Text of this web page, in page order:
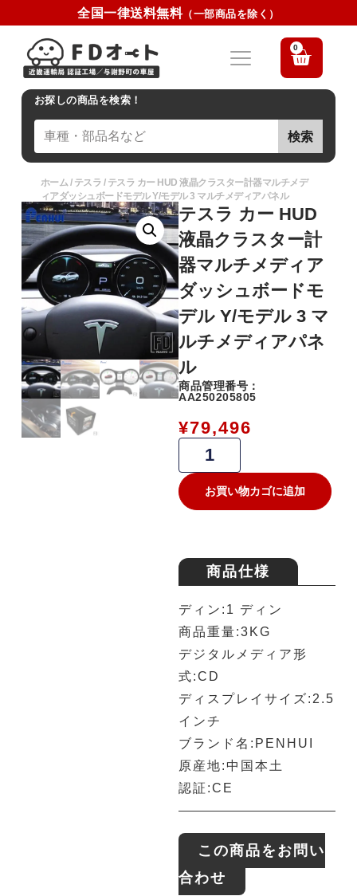
全国一律送料無料（一部商品を除く）
0
お探しの商品を検索！
検索
ホーム / テスラ / テスラ カー HUD 液晶クラスター計器マルチメデ
ィアダッシュボードモデル Y/モデル 3 マルチメディアパネル
テスラ カー HUD
液晶クラスター計
器マルチメディア
ダッシュボードモ
デル Y/モデル 3 マ
ルチメディアパネ
ル
商品管理番号：
AA250205805
¥79,496
お買い物カゴに追加
商品仕様
ディン:1 ディン
商品重量:3KG
デジタルメディア形
式:CD
ディスプレイサイズ:2.5
インチ
ブランド名:PENHUI
原産地:中国本土
認証:CE
この商品をお問い
合わせ